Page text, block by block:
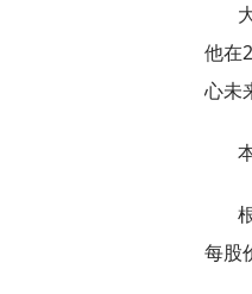
他在
心未
每股